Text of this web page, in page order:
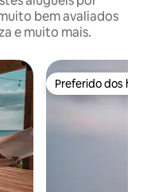
bem avaliados
e muito mais.
Preferido dos
Preferido dos